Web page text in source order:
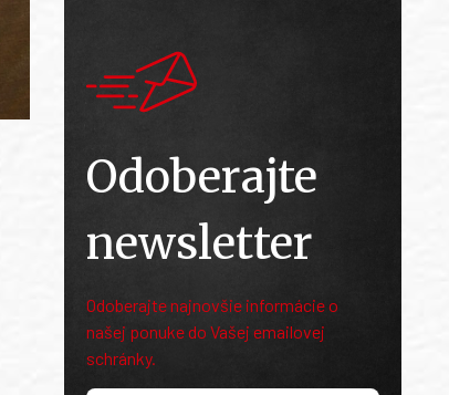
Odoberajte
newsletter
Odoberajte najnovšie informácie o
našej ponuke do Vašej emailovej
schránky.